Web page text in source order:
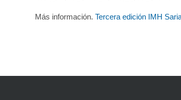
Más información. Tercera edición IMH